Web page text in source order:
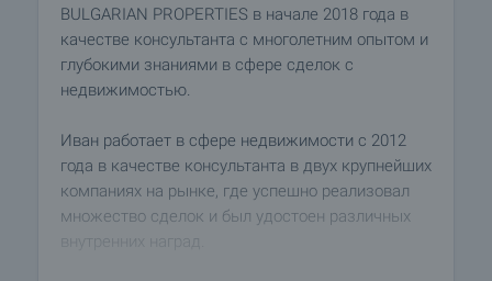
BULGARIAN PROPERTIES в начале 2018 года в
качестве консультанта с многолетним опытом и
глубокими знаниями в сфере сделок с
недвижимостью.
Иван работает в сфере недвижимости с 2012
года в качестве консультанта в двух крупнейших
компаниях на рынке, где успешно реализовал
множество сделок и был удостоен различных
внутренних наград.